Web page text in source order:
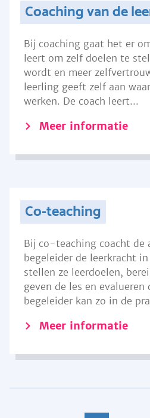
Coaching van de
Bij coaching gaat het er
leert om zelf doelen te
wordt en meer
leerling geeft zelf aan
werken. De coach leert...
Meer informatie
Co-teaching
Bij co-teaching coacht de
begeleider de leerkracht in
stellen ze leerdoelen,
geven de les en evalueren
begeleider kan zo in de
Meer informatie